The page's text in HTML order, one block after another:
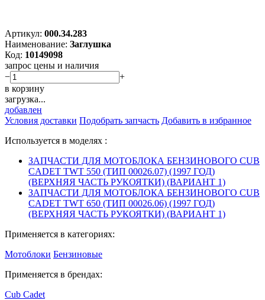
Артикул: 000.34.283
Наименование: Заглушка
Код: 10149098
запрос цены и наличия
−
+
в корзину
загрузка...
добавлен
Условия доставки Подобрать запчасть Добавить в избранное
Используется в моделях :
ЗАПЧАСТИ ДЛЯ МОТОБЛОКА БЕНЗИНОВОГО CUB
CADET TWT 550 (ТИП 00026.07) (1997 ГОД)
(ВЕРХНЯЯ ЧАСТЬ РУКОЯТКИ) (ВАРИАНТ 1)
ЗАПЧАСТИ ДЛЯ МОТОБЛОКА БЕНЗИНОВОГО CUB
CADET TWT 650 (ТИП 00026.06) (1997 ГОД)
(ВЕРХНЯЯ ЧАСТЬ РУКОЯТКИ) (ВАРИАНТ 1)
Применяется в категориях:
Мотоблоки Бензиновые
Применяется в брендах:
Cub Cadet